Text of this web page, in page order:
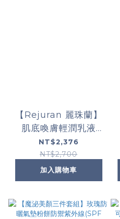
【Rejuran 麗珠蘭】
肌底喚膚輕潤乳液
40ml (限定通路)
NT$2,376
NT$2,700
加入購物車